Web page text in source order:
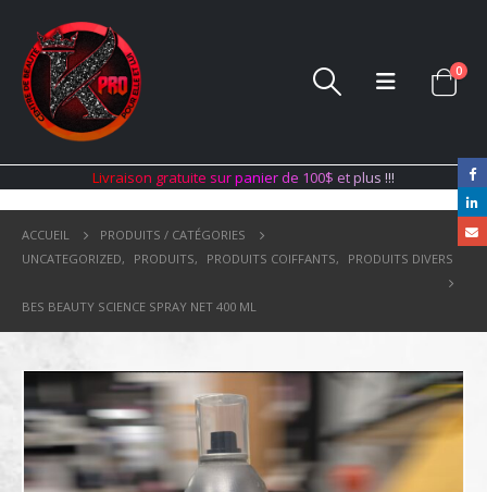
0
Livraison gratuite surpanier de 100$ etplus !!!
ACCUEIL
PRODUITS / CATÉGORIES
UNCATEGORIZED, PRODUITS, PRODUITS COIFFANTS, PRODUITS DIVERS
BES BEAUTY SCIENCE SPRAY NET 400 ML